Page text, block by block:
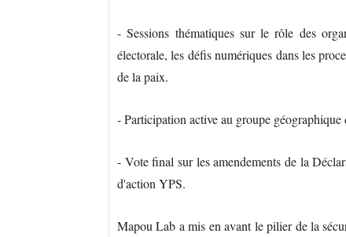
- Sessions thématiques sur le rôle des
électorale, les défis numériques dans les
de la paix.
- Participation active au groupe
- Vote final sur les amendements de la
d'action YPS.
Mapou Lab a mis en avant le pilier de la